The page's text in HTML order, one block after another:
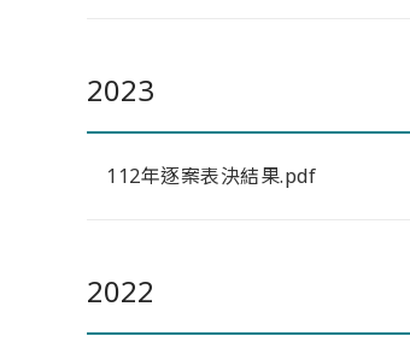
2023
112年逐案表決結果.pdf
2022